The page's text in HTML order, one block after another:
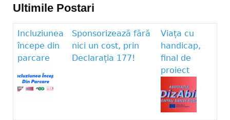
Ultimile Postari
Incluziunea
începe din
parcare
Sponsorizează fără
nici un cost, prin
Declarația 177!
Viața cu
handicap,
final de
proiect